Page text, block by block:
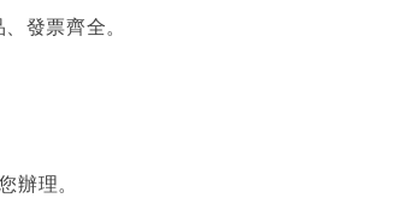
發票齊全。
辦理。